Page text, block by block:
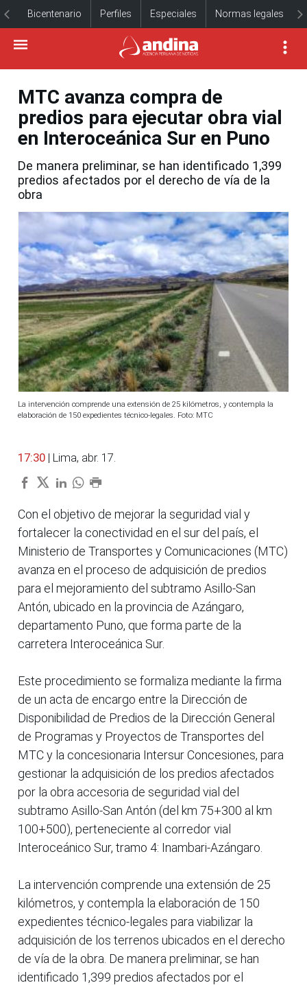
Bicentenario Perfiles Especiales Normas legales
MTC avanza compra de
predios para ejecutar obra vial
en Interoceánica Sur en Puno
De manera preliminar, se han identificado 1,399
predios afectados por el derecho de vía de la
obra
La intervención comprende una extensión de 25 kilómetros, y contempla la
elaboración de 150 expedientes técnico-legales. Foto: MTC
17:30 | Lima, abr. 17.
Con el objetivo de mejorar la seguridad vial y
fortalecer la conectividad en el sur del país, el
Ministerio de Transportes y Comunicaciones (MTC)
avanza en el proceso de adquisición de predios
para el mejoramiento del subtramo Asillo-San
Antón, ubicado en la provincia de Azángaro,
departamento Puno, que forma parte de la
carretera Interoceánica Sur.
Este procedimiento se formaliza mediante la firma
de un acta de encargo entre la Dirección de
Disponibilidad de Predios de la Dirección General
de Programas y Proyectos de Transportes del
MTC y la concesionaria Intersur Concesiones, para
gestionar la adquisición de los predios afectados
por la obra accesoria de seguridad vial del
subtramo Asillo-San Antón (del km 75+300 al km
100+500), perteneciente al corredor vial
Interoceánico Sur, tramo 4: Inambari-Azángaro.
La intervención comprende una extensión de 25
kilómetros, y contempla la elaboración de 150
expedientes técnico-legales para viabilizar la
adquisición de los terrenos ubicados en el derecho
de vía de la obra. De manera preliminar, se han
identificado 1,399 predios afectados por el